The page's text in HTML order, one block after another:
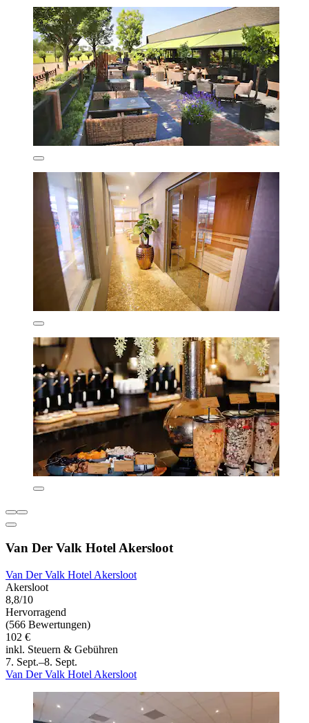
Van Der Valk Hotel Akersloot
Van Der Valk Hotel Akersloot
Akersloot
8,8/10
Hervorragend
(566 Bewertungen)
102 €
inkl. Steuern & Gebühren
7. Sept.–8. Sept.
Van Der Valk Hotel Akersloot